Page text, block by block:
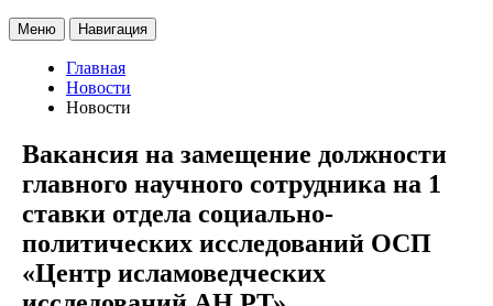
Меню Навигация
Главная
Новости
Новости
Вакансия на замещение должности
главного научного сотрудника на 1
ставки отдела социально-
политических исследований ОСП
«Центр исламоведческих